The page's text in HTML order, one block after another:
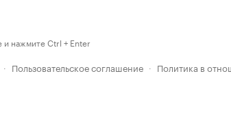
и нажмите Ctrl + Enter
· Пользовательское соглашение · Политика в